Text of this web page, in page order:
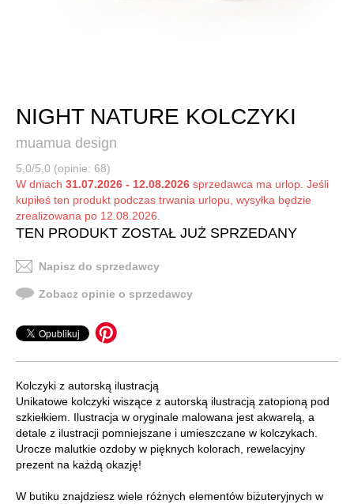
NIGHT NATURE KOLCZYKI
muamua design
5,0/5,0 (opinie: 68)
W dniach 31.07.2026 - 12.08.2026 sprzedawca ma urlop. Jeśli
kupiłeś ten produkt podczas trwania urlopu, wysyłka będzie
zrealizowana po 12.08.2026.
TEN PRODUKT ZOSTAŁ JUŻ SPRZEDANY
Napisz do sprzedawcy
Zobacz opinie o sprzedawcy
Kolczyki z autorską ilustracją
Unikatowe kolczyki wiszące z autorską ilustracją zatopioną pod
szkiełkiem. Ilustracja w oryginale malowana jest akwarelą, a
detale z ilustracji pomniejszane i umieszczane w kolczykach.
Urocze malutkie ozdoby w pięknych kolorach, rewelacyjny
prezent na każdą okazję!
W butiku znajdziesz wiele różnych elementów biżuteryjnych w